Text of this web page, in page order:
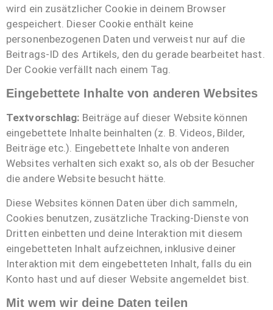
wird ein zusätzlicher Cookie in deinem Browser
gespeichert. Dieser Cookie enthält keine
personenbezogenen Daten und verweist nur auf die
Beitrags-ID des Artikels, den du gerade bearbeitet hast.
Der Cookie verfällt nach einem Tag.
Eingebettete Inhalte von anderen Websites
Textvorschlag: Beiträge auf dieser Website können
eingebettete Inhalte beinhalten (z. B. Videos, Bilder,
Beiträge etc.). Eingebettete Inhalte von anderen
Websites verhalten sich exakt so, als ob der Besucher
die andere Website besucht hätte.
Diese Websites können Daten über dich sammeln,
Cookies benutzen, zusätzliche Tracking-Dienste von
Dritten einbetten und deine Interaktion mit diesem
eingebetteten Inhalt aufzeichnen, inklusive deiner
Interaktion mit dem eingebetteten Inhalt, falls du ein
Konto hast und auf dieser Website angemeldet bist.
Mit wem wir deine Daten teilen